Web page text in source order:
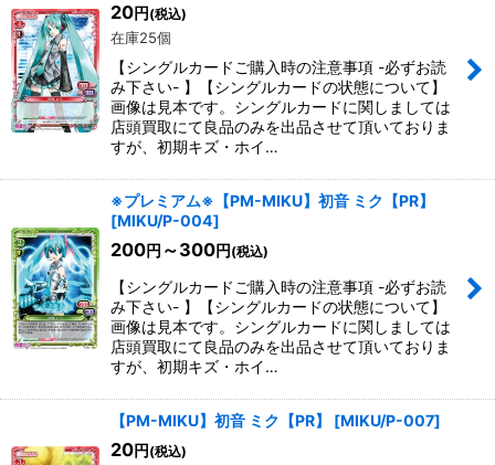
在庫あり
並び順:
絞り込む
20円 (税込)
在庫25個
【シングルカードご購入時の注意事項 -必ずお読
み下さい- 】【シングルカードの状態について】
画像は見本です。シングルカードに関しましては
店頭買取にて良品のみを出品させて頂いておりま
すが、初期キズ・ホイ…
※プレミアム※【PM-MIKU】初音 ミク【PR】
[MIKU/P-004]
200円 ～300円 (税込)
【シングルカードご購入時の注意事項 -必ずお読
み下さい- 】【シングルカードの状態について】
画像は見本です。シングルカードに関しましては
店頭買取にて良品のみを出品させて頂いておりま
すが、初期キズ・ホイ…
【PM-MIKU】初音 ミク【PR】 [MIKU/P-007]
20円 (税込)